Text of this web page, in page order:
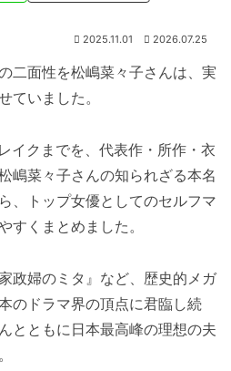
2025.11.01 2026.07.25
面性を松嶋菜々子さんは、実
ていました。
イクまでを、代表作・所作・衣
嶋菜々子さんの知られざる本名
、トップ女優としてのセルフマ
すくまとめました。
政婦のミタ』など、歴史的メガ
のドラマ界の頂点に君臨し続
とともに日本最高峰の理想の夫